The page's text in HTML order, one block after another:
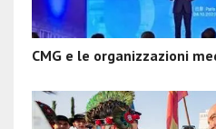
CMG e le organizzazioni